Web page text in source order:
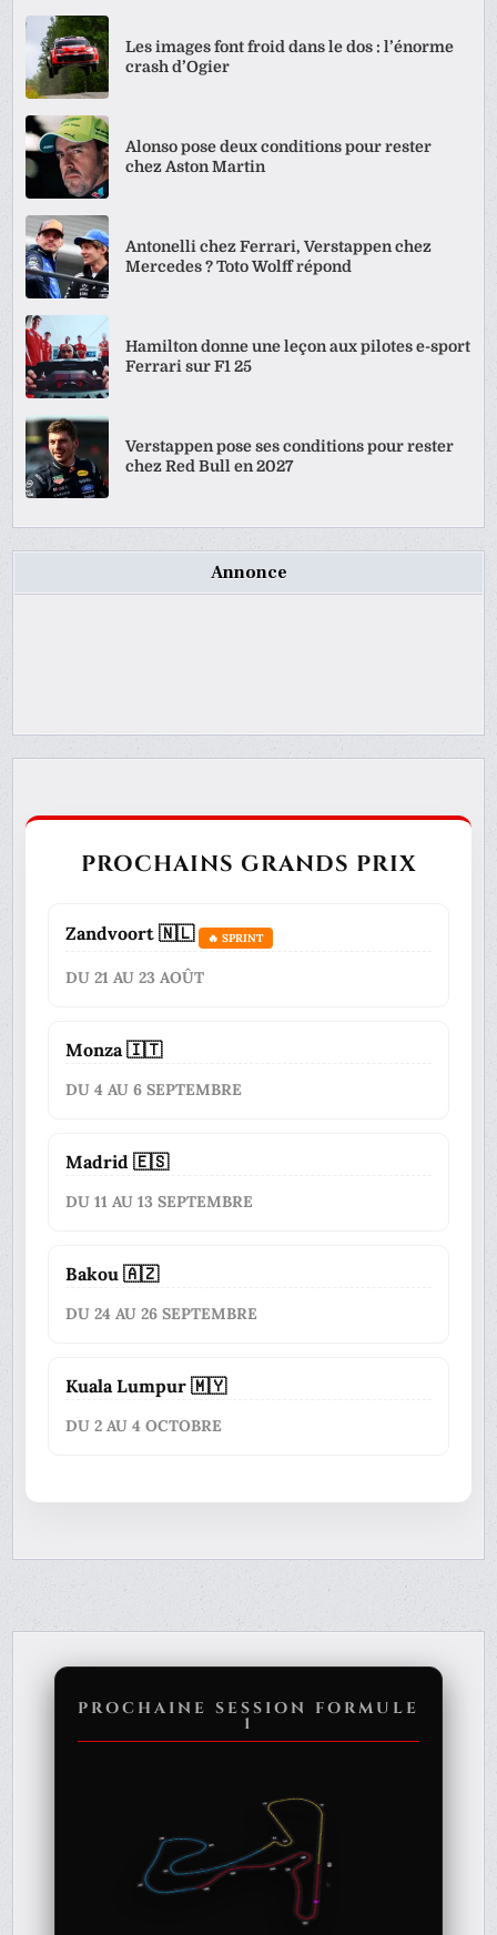
Les images font froid dans le dos : l’énorme
crash d’Ogier
Alonso pose deux conditions pour rester
chez Aston Martin
Antonelli chez Ferrari, Verstappen chez
Mercedes ? Toto Wolff répond
Hamilton donne une leçon aux pilotes e-sport
Ferrari sur F1 25
Verstappen pose ses conditions pour rester
chez Red Bull en 2027
Annonce
PROCHAINS GRANDS PRIX
Zandvoort 🇳🇱 🔥 SPRINT
DU 21 AU 23 AOÛT
Monza 🇮🇹
DU 4 AU 6 SEPTEMBRE
Madrid 🇪🇸
DU 11 AU 13 SEPTEMBRE
Bakou 🇦🇿
DU 24 AU 26 SEPTEMBRE
Kuala Lumpur 🇲🇾
DU 2 AU 4 OCTOBRE
PROCHAINE SESSION FORMULE
1